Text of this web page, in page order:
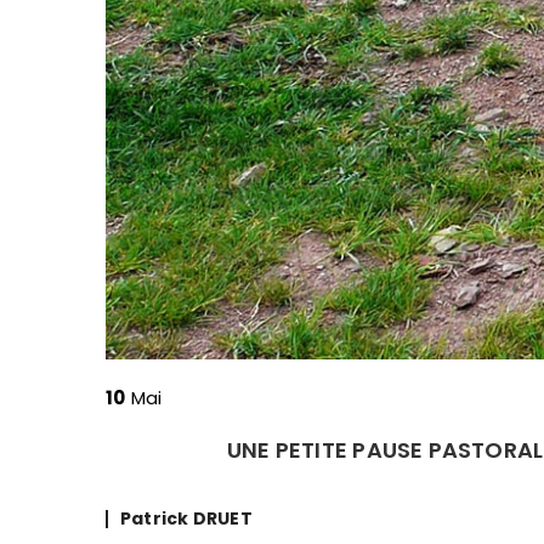
10 Mai
UNE PETITE PAUSE
Posted
Patrick DRUET